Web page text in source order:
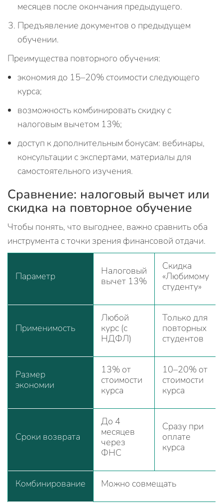
месяцев после окончания предыдущего.
Предъявление документов о предыдущем
обучении.
Преимущества повторного обучения:
экономия до 15–20% стоимости следующего
курса;
возможность комбинировать скидку с
налоговым вычетом 13%;
доступ к дополнительным бонусам: вебинары,
консультации с экспертами, материалы для
самостоятельного изучения.
Сравнение: налоговый вычет или
скидка на повторное обучение
Чтобы понять, что выгоднее, важно сравнить оба
инструмента с точки зрения финансовой отдачи.
Параметр
Налоговый
вычет 13%
Скидка
«Любимому
студенту»
Применимость
Любой
курс (с
НДФЛ)
Только для
повторных
студентов
Размер
экономии
13% от
стоимости
курса
10–20% от
стоимости
курса
Сроки возврата
До 4
месяцев
через
ФНС
Сразу при
оплате
курса
Комбинирование Можно совмещать